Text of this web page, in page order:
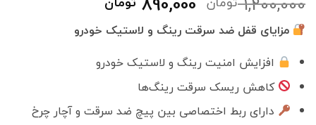
اصلی
1,200,000 تومان
بود.
فعلی
است.
مزایای قفل ضد سرقت رینگ و لاستیک خودرو
افزایش امنیت رینگ و لاستیک خودرو
کاهش ریسک سرقت رینگ‌ها
دارای ربط اختصاصی بین پیچ ضد سرقت و آچار چرخ